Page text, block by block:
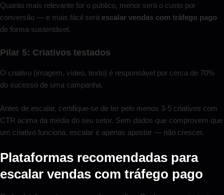
Quanto mais relevante for o público, menor será o custo por
conversão — e mais fácil será escalar vendas com tráfego pago
de forma sustentável.
Pilar 5: Criativos testados
O criativo (imagem, vídeo, texto) é responsável por cerca de 70%
do sucesso de uma campanha.
Antes de escalar, certifique-se de ter pelo menos 3-5 criativos com
CTR acima da média do seu setor. Sem dados que comprovem que
um criativo funciona, escalar é apenas apostar — não crescer.
Plataformas recomendadas para
escalar vendas com tráfego pago